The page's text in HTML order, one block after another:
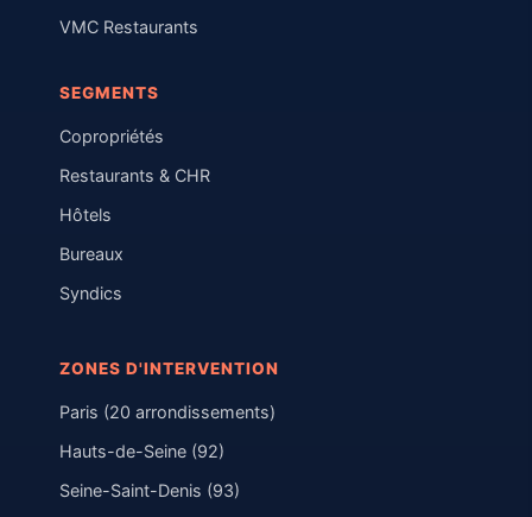
VMC Restaurants
SEGMENTS
Copropriétés
Restaurants & CHR
Hôtels
Bureaux
Syndics
ZONES D'INTERVENTION
Paris (20 arrondissements)
Hauts-de-Seine (92)
Seine-Saint-Denis (93)